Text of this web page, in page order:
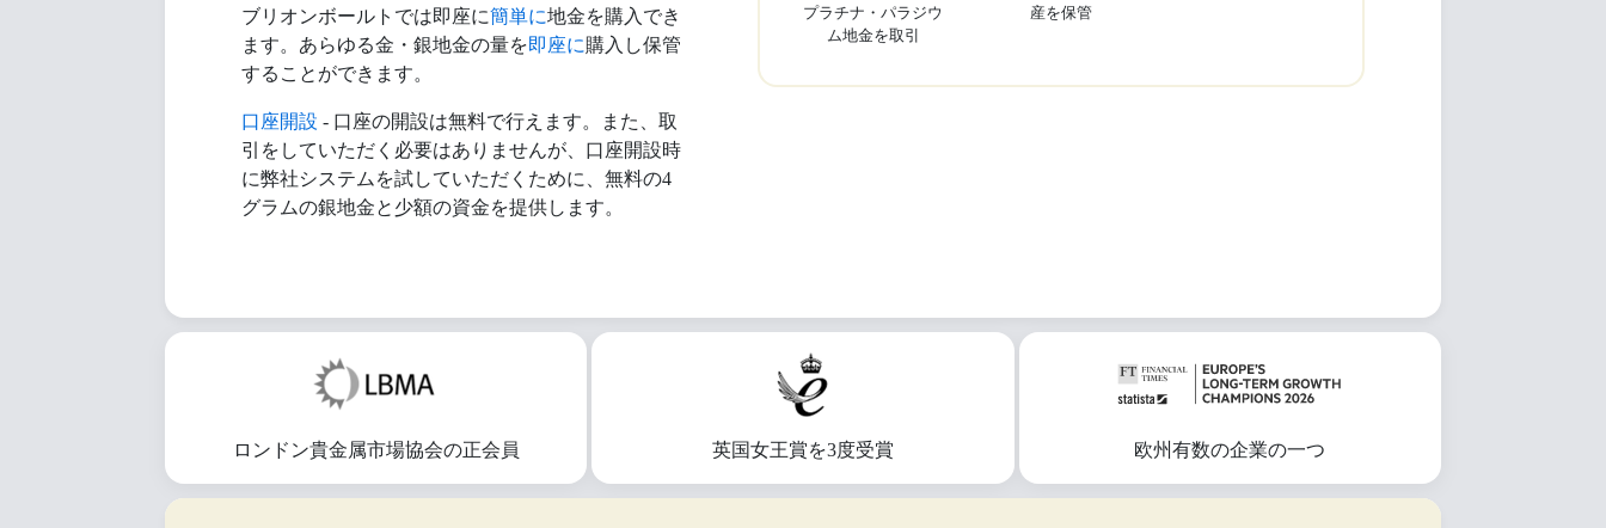
ブリオンボールトでは即座に簡単に地金を購入でき
ます。あらゆる金・銀地金の量を即座に購入し保管
することができます。
口座開設 - 口座の開設は無料で行えます。また、取
引をしていただく必要はありませんが、口座開設時
に弊社システムを試していただくために、無料の4
グラムの銀地金と少額の資金を提供します。
プラチナ・パラジウ
ム地金を取引
産を保管
ロンドン貴金属市場協会の正会員 英国女王賞を3度受賞 欧州有数の企業の一つ